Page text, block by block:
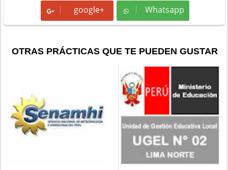
google+ Whatsapp
Whatsapp
OTRAS PRÁCTICAS QUE TE PUEDEN GUSTAR